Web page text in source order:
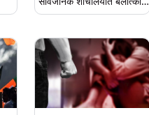
गुन्ह्यानंतर आरोपीने काढला पळ